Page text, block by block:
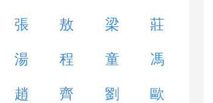
張 敖 梁 莊
湯 程 童 馮
趙 齊 劉 歐